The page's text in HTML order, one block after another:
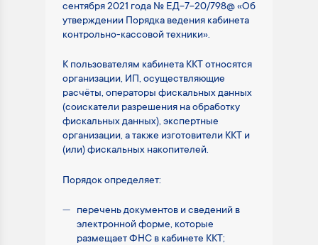
сентября 2021 года № ЕД-7-20/798@ «Об
утверждении Порядка ведения кабинета
контрольно-кассовой техники».
К пользователям кабинета ККТ относятся
организации, ИП, осуществляющие
расчёты, операторы фискальных данных
(соискатели разрешения на обработку
фискальных данных), экспертные
организации, а также изготовители ККТ и
(или) фискальных накопителей.
Порядок определяет:
перечень документов и сведений в
электронной форме, которые
размещает ФНС в кабинете ККТ;